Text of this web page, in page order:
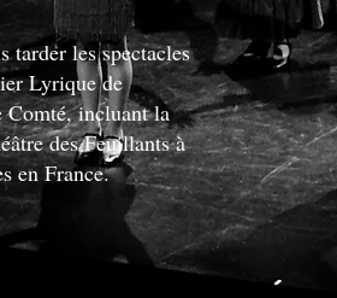
tarder les spectacles
Lyrique de
Comté, incluant la
des Feuillants à
en France.